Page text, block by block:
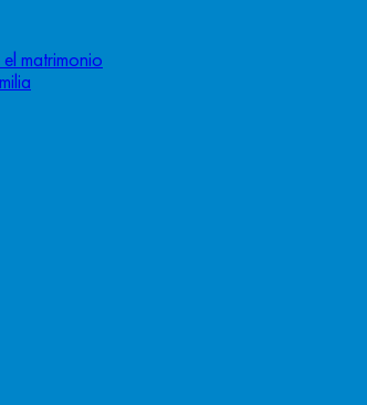
matrimonio